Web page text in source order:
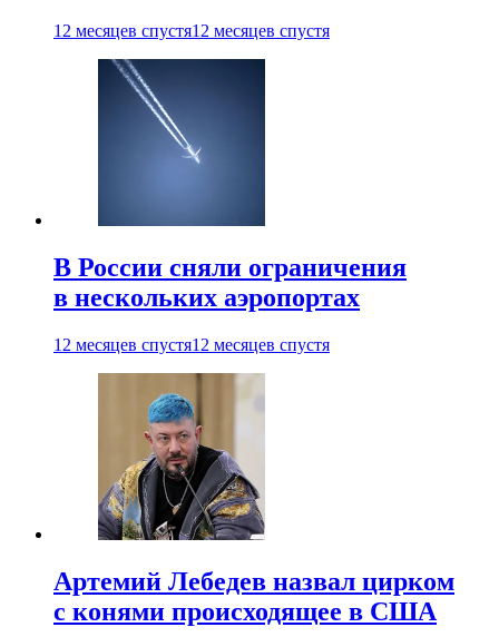
12 месяцев спустя12 месяцев спустя
В России сняли ограничения
в нескольких аэропортах
12 месяцев спустя12 месяцев спустя
Артемий Лебедев назвал цирком
с конями происходящее в США